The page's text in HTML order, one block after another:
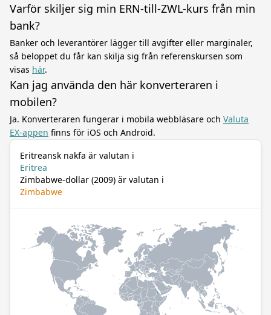
Varför skiljer sig min ERN-till-ZWL-kurs från min
bank?
Banker och leverantörer lägger till avgifter eller marginaler,
så beloppet du får kan skilja sig från referenskursen som
visas här.
Kan jag använda den här konverteraren i
mobilen?
Ja. Konverteraren fungerar i mobila webbläsare och Valuta
EX-appen finns för iOS och Android.
Eritreansk nakfa är valutan i
Eritrea
Zimbabwe-dollar (2009) är valutan i
Zimbabwe